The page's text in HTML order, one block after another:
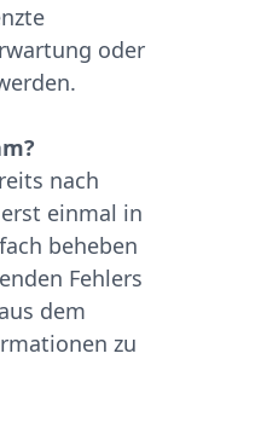
oder
nach
einmal in
beheben
Fehlers
dem
zu